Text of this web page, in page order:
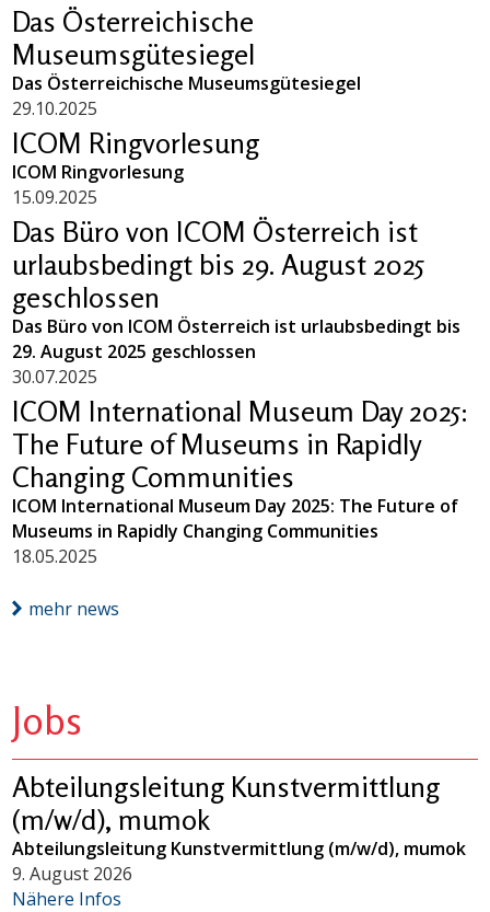
Das Österreichische
Museumsgütesiegel
Das Österreichische Museumsgütesiegel
29.10.2025
ICOM Ringvorlesung
ICOM Ringvorlesung
15.09.2025
Das Büro von ICOM Österreich ist
urlaubsbedingt bis 29. August 2025
geschlossen
Das Büro von ICOM Österreich ist urlaubsbedingt bis
29. August 2025 geschlossen
30.07.2025
ICOM International Museum Day 2025:
The Future of Museums in Rapidly
Changing Communities
ICOM International Museum Day 2025: The Future of
Museums in Rapidly Changing Communities
18.05.2025
mehr news
Jobs
Abteilungsleitung Kunstvermittlung
(m/w/d), mumok
Abteilungsleitung Kunstvermittlung (m/w/d), mumok
9. August 2026
Nähere Infos